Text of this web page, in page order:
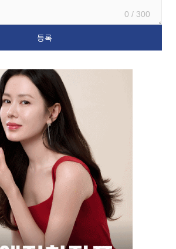
0 / 300